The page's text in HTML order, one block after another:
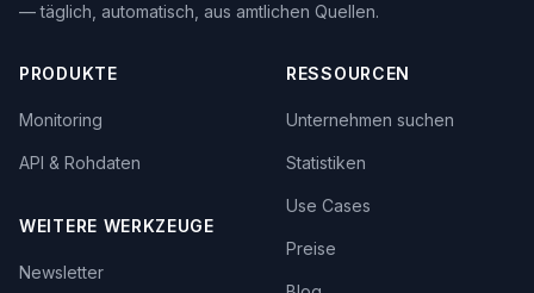
— täglich, automatisch, aus amtlichen Quellen.
PRODUKTE
Monitoring
API & Rohdaten
WEITERE WERKZEUGE
Newsletter
RESSOURCEN
Unternehmen suchen
Statistiken
Use Cases
Preise